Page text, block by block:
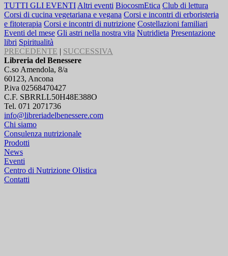
TUTTI GLI EVENTI Altri eventi BiocosmEtica Club di lettura
Corsi di cucina vegetariana e vegana Corsi e incontri di erboristeria
e fitoterapia Corsi e incontri di nutrizione Costellazioni familiari
Eventi del mese Gli astri nella nostra vita Nutridieta Presentazione
libri Spiritualità
PRECEDENTE | SUCCESSIVA
Libreria del Benessere
C.so Amendola, 8/a
60123, Ancona
P.iva 02568470427
C.F. SBRRLL50H48E388O
Tel. 071 2071736
info@libreriadelbenessere.com
Chi siamo
Consulenza nutrizionale
Prodotti
News
Eventi
Centro di Nutrizione Olistica
Contatti